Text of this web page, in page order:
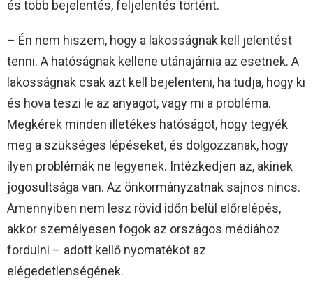
és több bejelentés, feljelentés történt.
– Én nem hiszem, hogy a lakosságnak kell jelentést
tenni. A hatóságnak kellene utánajárnia az esetnek. A
lakosságnak csak azt kell bejelenteni, ha tudja, hogy ki
és hova teszi le az anyagot, vagy mi a probléma.
Megkérek minden illetékes hatóságot, hogy tegyék
meg a szükséges lépéseket, és dolgozzanak, hogy
ilyen problémák ne legyenek. Intézkedjen az, akinek
jogosultsága van. Az önkormányzatnak sajnos nincs.
Amennyiben nem lesz rövid időn belül előrelépés,
akkor személyesen fogok az országos médiához
fordulni – adott kellő nyomatékot az
elégedetlenségének.